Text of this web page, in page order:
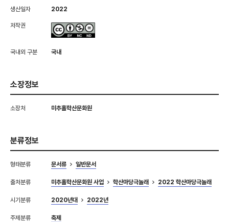
생산일자 2022
저작권
국내외 구분 국내
소장정보
소장처 미추홀학산문화원
분류정보
형태분류 문서류 일반문서
출처분류 미추홀학산문화원 사업 학산마당극놀래 2022 학산마당극놀래
시기분류 2020년대 2022년
주제분류
축제